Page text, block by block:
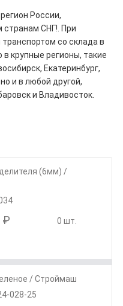
России,
странам СНГ!. При
со склада в
крупные регионы, такие
Екатеринбург,
и в любой другой,
и Владивосток.
(6мм) /
₽ 0 шт.
/ Строймаш
028-25